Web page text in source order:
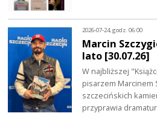
2026-07-24, godz. 06:00
Marcin
lato [30.07.26]
W najbliższej
pisarzem Marcinem
szczecińskich
przyprawia